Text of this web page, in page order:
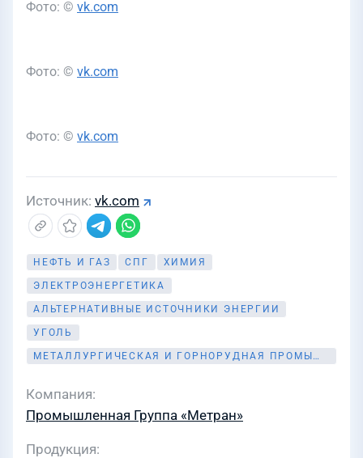
Фото: © vk.com
Фото: © vk.com
Фото: © vk.com
Источник vk.com
НЕФТЬ И ГАЗ СПГ ХИМИЯ
ЭЛЕКТРОЭНЕРГЕТИКА
АЛЬТЕРНАТИВНЫЕ ИСТОЧНИКИ ЭНЕРГИИ
УГОЛЬ
МЕТАЛЛУРГИЧЕСКАЯ И ГОРНОРУДНАЯ ПРОМЫШЛЕННОСТЬ
Компания
Промышленная Группа «Метран»
Продукция